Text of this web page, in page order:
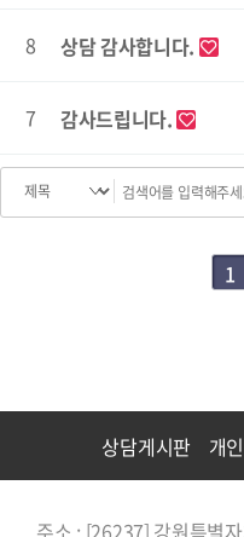
8 상담 감사합니다.
7 감사드립니다.
1
상담게시판 개
주소 : [26237] 강원특별